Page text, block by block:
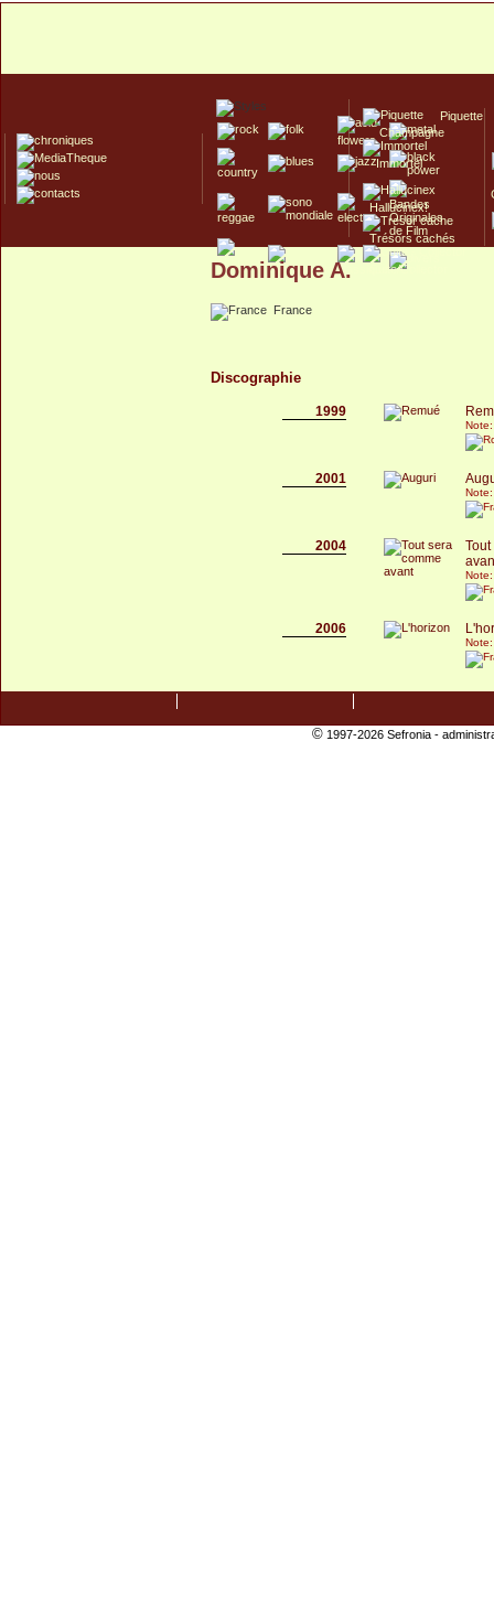
Piquette
Champagne
Immortel
Hallucinex!
Trésors cachés
Culte/Collector
Dominique A.
France
Discographie
1999
2001
2004
2006
©1997-2026 Sefronia -